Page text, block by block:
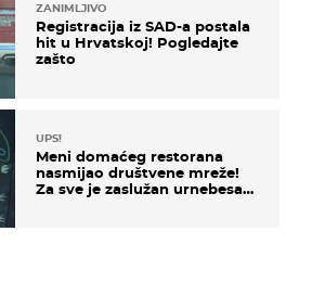
ZANIMLJIVO
Registracija iz SAD-a postala
hit u Hrvatskoj! Pogledajte
zašto
UPS!
Meni domaćeg restorana
nasmijao društvene mreže!
Za sve je zaslužan urnebesan